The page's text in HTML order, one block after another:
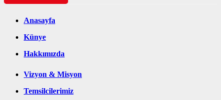
Anasayfa
Künye
Hakkımızda
Vizyon & Misyon
Temsilcilerimiz